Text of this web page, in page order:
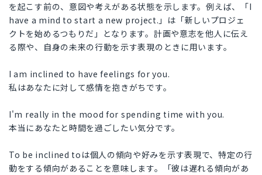
を起こす前の、意図や考えがある状態を示します。例えば、「I
have a mind to start a new project.」は「新しいプロジェ
クトを始めるつもりだ」となります。計画や意志を他人に伝え
る際や、自身の未来の行動を示す表現のときに用います。
I am inclined to have feelings for you.
私はあなたに対して感情を抱きがちです。
I'm really in the mood for spending time with you.
本当にあなたと時間を過ごしたい気分です。
To be inclined toは個人の傾向や好みを示す表現で、特定の行
動をする傾向があることを意味します。「彼は遅れる傾向があ